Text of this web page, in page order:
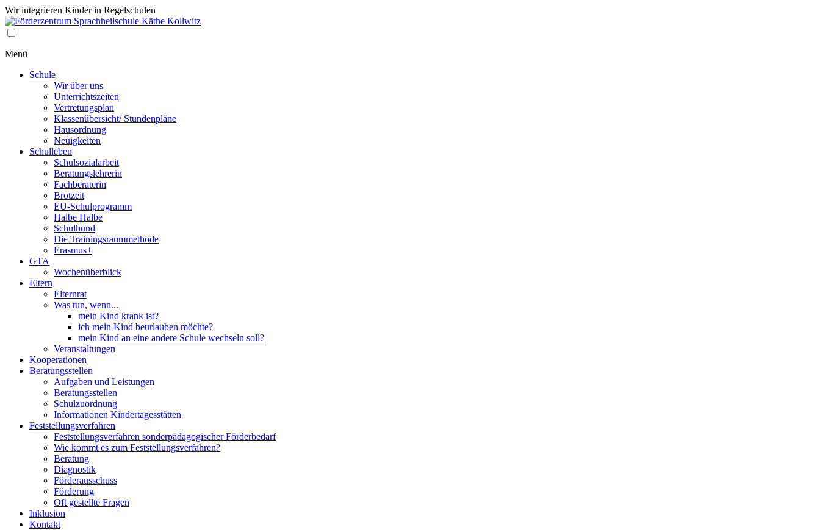
Wir integrieren Kinder in Regelschulen
Menü
Schule
Wir über uns
Unterrichtszeiten
Vertretungsplan
Klassenübersicht/ Stundenpläne
Hausordnung
Neuigkeiten
Schulleben
Schulsozialarbeit
Beratungslehrerin
Fachberaterin
Brotzeit
EU-Schulprogramm
Halbe Halbe
Schulhund
Die Trainingsraummethode
Erasmus+
GTA
Wochenüberblick
Eltern
Elternrat
Was tun, wenn...
mein Kind krank ist?
ich mein Kind beurlauben möchte?
mein Kind an eine andere Schule wechseln soll?
Veranstaltungen
Kooperationen
Beratungsstellen
Aufgaben und Leistungen
Beratungsstellen
Schulzuordnung
Informationen Kindertagesstätten
Feststellungsverfahren
Feststellungsverfahren sonderpädagogischer Förderbedarf
Wie kommt es zum Feststellungsverfahren?
Beratung
Diagnostik
Förderausschuss
Förderung
Oft gestellte Fragen
Inklusion
Kontakt